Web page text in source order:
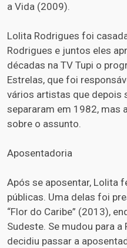
a Vida (2009).
Lolita Rodrigues foi
Rodrigues e juntos eles
décadas na TV Tupi o
Estrelas, que foi
vários artistas que depois
separaram em 1982, mas
sobre o assunto.
Aposentadoria
Após se aposentar, Lolita
públicas. Uma delas foi
“Flor do Caribe” (2013),
Sudeste. Se mudou para
decidiu passar a